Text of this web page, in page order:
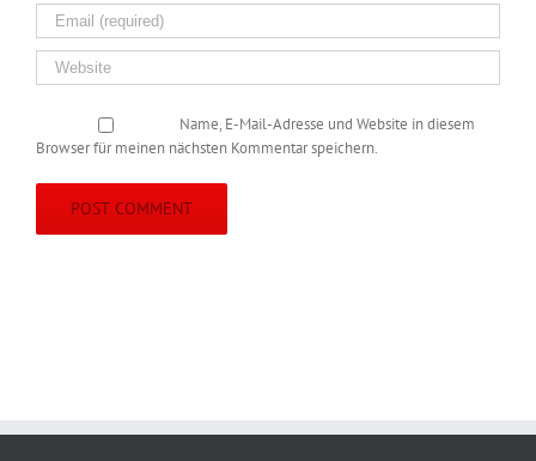
Name, E-Mail-Adresse und Website in diesem
Browser für meinen nächsten Kommentar speichern.